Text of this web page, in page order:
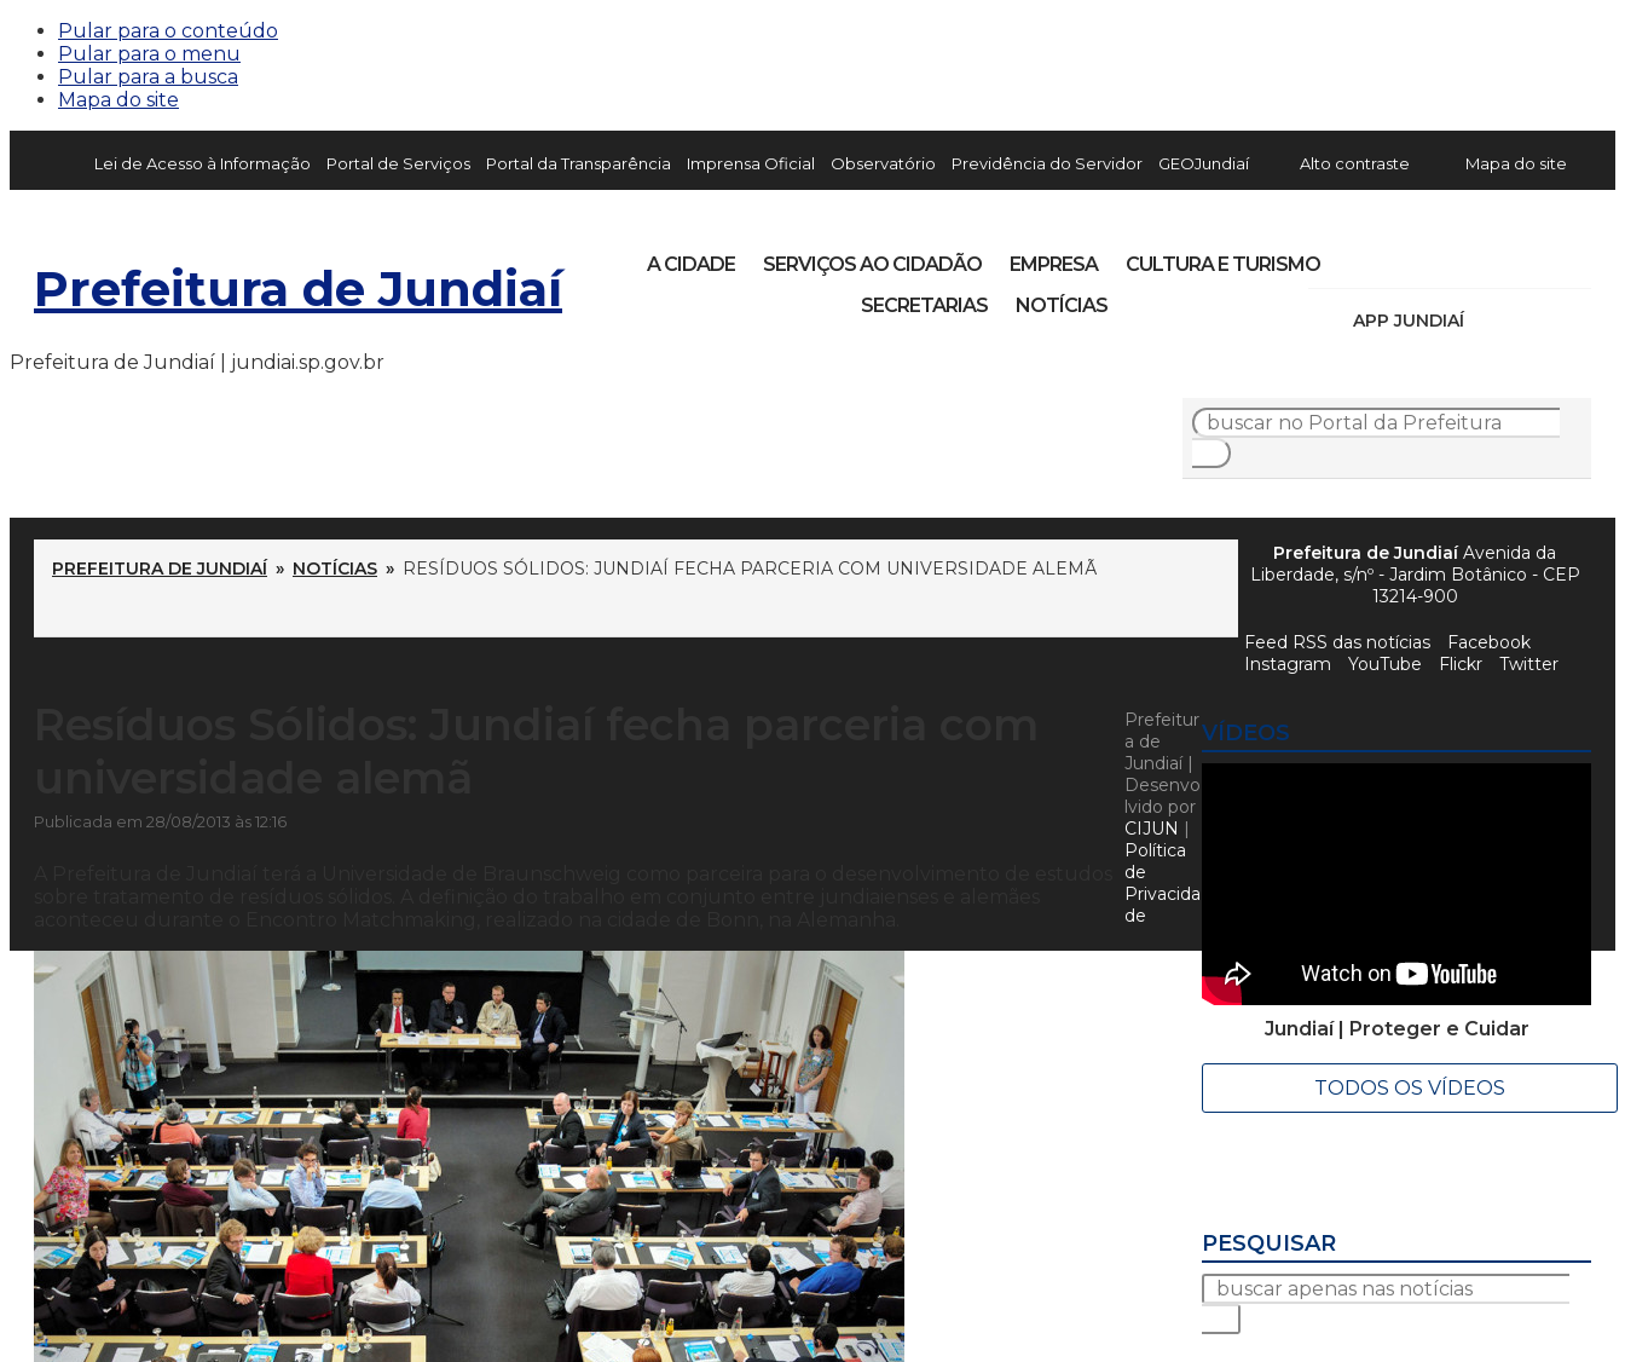
Pular para o conteúdo
Pular para o menu
Pular para a busca
Mapa do site
Lei de Acesso à Informação Portal de Serviços Portal da Transparência Imprensa Oficial Observatório Previdência do Servidor GEOJundiaí Alto contraste Mapa do site
Prefeitura de Jundiaí
APP JUNDIAÍ
A CIDADE SERVIÇOS AO CIDADÃO EMPRESA
CULTURA E TURISMO
SECRETARIAS
NOTÍCIAS
Prefeitura de Jundiaí | jundiai.sp.gov.br
PREFEITURA DE JUNDIAÍ » NOTÍCIAS » RESÍDUOS SÓLIDOS: JUNDIAÍ FECHA PARCERIA COM UNIVERSIDADE ALEMÃ
Publicada em 28/08/2013 às 12:16
VÍDEOS
Jundiaí | Proteger e Cuidar
TODOS OS VÍDEOS
PESQUISAR
Prefeitura de JundiaíAvenida da
Liberdade, s/nº - Jardim Botânico - CEP
13214-900
Feed RSS das notícias
Facebook
Instagram
YouTube Flickr Twitter
Prefeitur
a de
Jundiaí |
Desenvo
lvido por
CIJUN |
Política
de
Privacida
de